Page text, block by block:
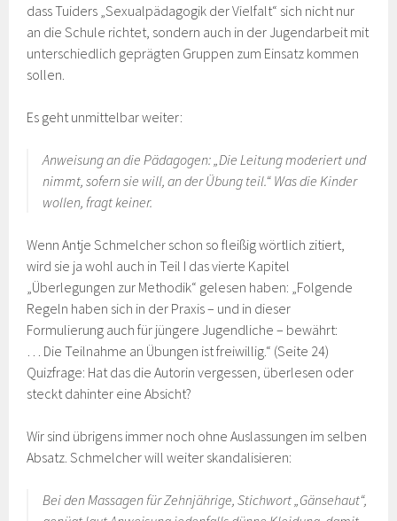
dass Tuiders „Sexualpädagogik der Vielfalt“ sich nicht nur
an die Schule richtet, sondern auch in der Jugendarbeit mit
unterschiedlich geprägten Gruppen zum Einsatz kommen
sollen.
Es geht unmittelbar weiter:
Anweisung an die Pädagogen: „Die Leitung moderiert und
nimmt, sofern sie will, an der Übung teil.“ Was die Kinder
wollen, fragt keiner.
Wenn Antje Schmelcher schon so fleißig wörtlich zitiert,
wird sie ja wohl auch in Teil I das vierte Kapitel
„Überlegungen zur Methodik“ gelesen haben: „Folgende
Regeln haben sich in der Praxis – und in dieser
Formulierung auch für jüngere Jugendliche – bewährt:
… Die Teilnahme an Übungen ist freiwillig.“ (Seite 24)
Quizfrage: Hat das die Autorin vergessen, überlesen oder
steckt dahinter eine Absicht?
Wir sind übrigens immer noch ohne Auslassungen im selben
Absatz. Schmelcher will weiter skandalisieren:
Bei den Massagen für Zehnjährige, Stichwort „Gänsehaut“,